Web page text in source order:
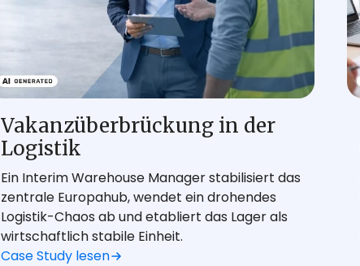
Vakanzüberbrückung in der
Logistik
Ein Interim Warehouse Manager stabilisiert das
zentrale Europahub, wendet ein drohendes
Logistik-Chaos ab und etabliert das Lager als
wirtschaftlich stabile Einheit.
Case Study lesen